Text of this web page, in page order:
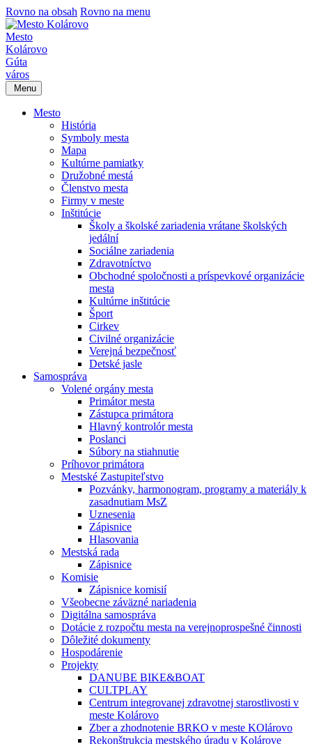
Rovno na obsah Rovno na menu
Mesto
Kolárovo
Gúta
város
Menu
Mesto
História
Symboly mesta
Mapa
Kultúrne pamiatky
Družobné mestá
Členstvo mesta
Firmy v meste
Inštitúcie
Školy a školské zariadenia vrátane školských
jedální
Sociálne zariadenia
Zdravotníctvo
Obchodné spoločnosti a príspevkové organizácie
mesta
Kultúrne inštitúcie
Šport
Cirkev
Civilné organizácie
Verejná bezpečnosť
Detské jasle
Samospráva
Volené orgány mesta
Primátor mesta
Zástupca primátora
Hlavný kontrolór mesta
Poslanci
Súbory na stiahnutie
Príhovor primátora
Mestské Zastupiteľstvo
Pozvánky, harmonogram, programy a materiály k
zasadnutiam MsZ
Uznesenia
Zápisnice
Hlasovania
Mestská rada
Zápisnice
Komisie
Zápisnice komisií
Všeobecne záväzné nariadenia
Digitálna samospráva
Dotácie z rozpočtu mesta na verejnoprospešné činnosti
Dôležité dokumenty
Hospodárenie
Projekty
DANUBE BIKE&BOAT
CULTPLAY
Centrum integrovanej zdravotnej starostlivosti v
meste Kolárovo
Zber a zhodnotenie BRKO v meste KOlárovo
Rekonštrukcia mestského úradu v Kolárove